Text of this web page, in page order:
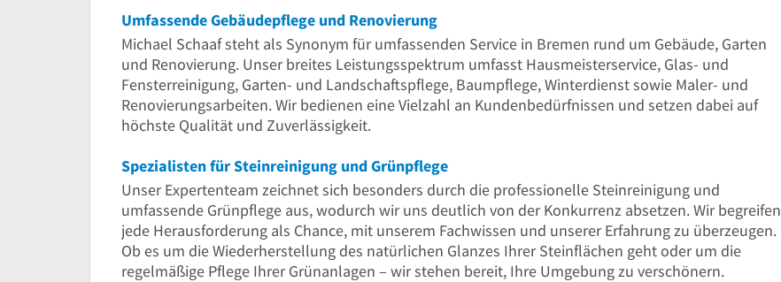
Umfassende Gebäudepflege und Renovierung
Michael Schaaf steht als Synonym für umfassenden Service in Bremen rund um Gebäude, Garten
und Renovierung. Unser breites Leistungsspektrum umfasst Hausmeisterservice, Glas- und
Fensterreinigung, Garten- und Landschaftspflege, Baumpflege, Winterdienst sowie Maler- und
Renovierungsarbeiten. Wir bedienen eine Vielzahl an Kundenbedürfnissen und setzen dabei auf
höchste Qualität und Zuverlässigkeit.
Spezialisten für Steinreinigung und Grünpflege
Unser Expertenteam zeichnet sich besonders durch die professionelle Steinreinigung und
umfassende Grünpflege aus, wodurch wir uns deutlich von der Konkurrenz absetzen. Wir begreifen
jede Herausforderung als Chance, mit unserem Fachwissen und unserer Erfahrung zu überzeugen.
Ob es um die Wiederherstellung des natürlichen Glanzes Ihrer Steinflächen geht oder um die
regelmäßige Pflege Ihrer Grünanlagen – wir stehen bereit, Ihre Umgebung zu verschönern.